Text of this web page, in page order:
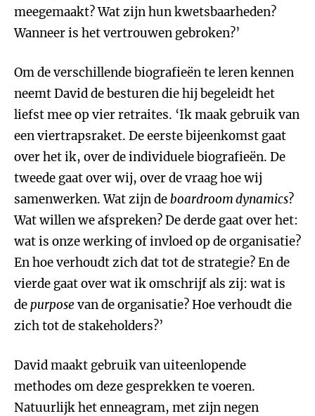
meegemaakt? Wat zijn hun kwetsbaarheden?
Wanneer is het vertrouwen gebroken?’
Om de verschillende biografieën te leren kennen
neemt David de besturen die hij begeleidt het
liefst mee op vier retraites. ‘Ik maak gebruik van
een viertrapsraket. De eerste bijeenkomst gaat
over het ik, over de individuele biografieën. De
tweede gaat over wij, over de vraag hoe wij
samenwerken. Wat zijn deboardroom dynamics?
Wat willen we afspreken? De derde gaat over het:
wat is onze werking of invloed op de organisatie?
En hoe verhoudt zich dat tot de strategie? En de
vierde gaat over wat ik omschrijf als zij: wat is
depurpose van de organisatie? Hoe verhoudt die
zich tot de stakeholders?’
David maakt gebruik van uiteenlopende
methodes om deze gesprekken te voeren.
Natuurlijk het enneagram, met zijn negen